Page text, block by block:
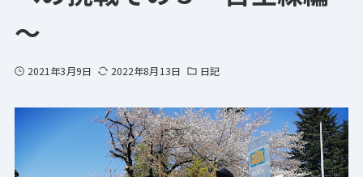
～
2021年3月9日 2022年8月13日 日記